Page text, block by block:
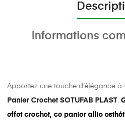
Informations
Apportez une touche d’élégance
Panier Crochet SOTUFAB PLAST.
effet crochet, ce panier allie